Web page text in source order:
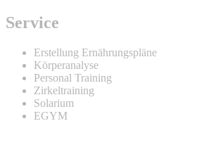
Service
Erstellung Ernährungspläne
Körperanalyse
Personal Training
Zirkeltraining
Solarium
EGYM